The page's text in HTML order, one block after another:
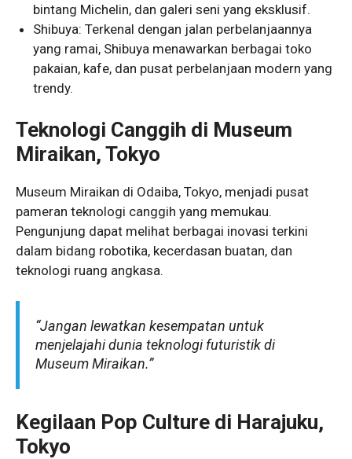
bintang Michelin, dan galeri seni yang eksklusif.
Shibuya: Terkenal dengan jalan perbelanjaannya
yang ramai, Shibuya menawarkan berbagai toko
pakaian, kafe, dan pusat perbelanjaan modern yang
trendy.
Teknologi Canggih di Museum
Miraikan, Tokyo
Museum Miraikan di Odaiba, Tokyo, menjadi pusat
pameran teknologi canggih yang memukau.
Pengunjung dapat melihat berbagai inovasi terkini
dalam bidang robotika, kecerdasan buatan, dan
teknologi ruang angkasa.
“Jangan lewatkan kesempatan untuk
menjelajahi dunia teknologi futuristik di
Museum Miraikan.”
Kegilaan Pop Culture di Harajuku,
Tokyo